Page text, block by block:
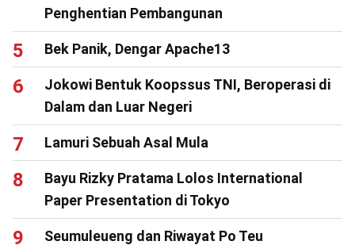
Penghentian Pembangunan
Bek Panik, Dengar Apache13
Jokowi Bentuk Koopssus TNI, Beroperasi di
Dalam dan Luar Negeri
Lamuri Sebuah Asal Mula
Bayu Rizky Pratama Lolos International
Paper Presentation di Tokyo
Seumuleueng dan Riwayat Po Teu